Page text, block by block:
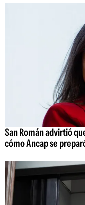
San Román advirtió
cómo Ancap se